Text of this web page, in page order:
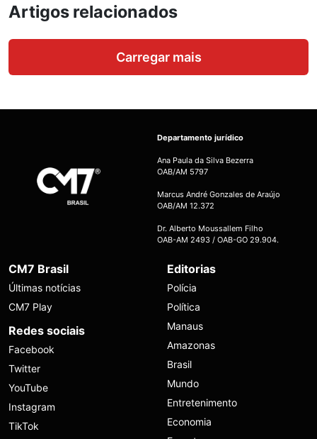
Artigos relacionados
Carregar mais
Departamento jurídico
Ana Paula da Silva Bezerra
OAB/AM 5797
Marcus André Gonzales de Araújo
OAB/AM 12.372
Dr. Alberto Moussallem Filho
OAB-AM 2493 / OAB-GO 29.904.
CM7 Brasil
Últimas notícias
CM7 Play
Redes sociais
Facebook
Twitter
YouTube
Instagram
TikTok
Editorias
Polícia
Política
Manaus
Amazonas
Brasil
Mundo
Entretenimento
Economia